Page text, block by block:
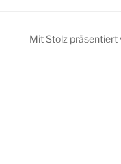
Mit Stolz präsentiert